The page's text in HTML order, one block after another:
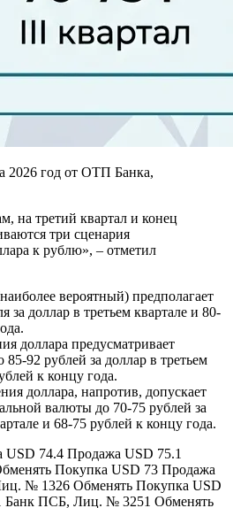
2026 год от ОТП Банка,
на третий квартал и конец
три сценария
к рублю», – отметил
вероятный) предполагает
за доллар в третьем квартале и 80-
доллара предусматривает
85-92 рублей за доллар в третьем
к концу года.
доллара, напротив, допускает
валюты до 70-75 рублей за
и 68-75 рублей к концу года.
74.4 Продажа USD 75.1
Покупка USD 73 Продажа
№ 1326 Обменять Покупка USD
Банк ПСБ, Лиц. № 3251 Обменять